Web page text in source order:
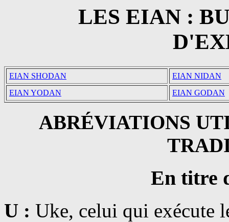
LES EIAN :
EIAN SHODAN
EIAN NIDAN
EIAN YODAN
EIAN GODAN
ABRÉVIATIONS
En titre
U : Uke, celui qui exécute